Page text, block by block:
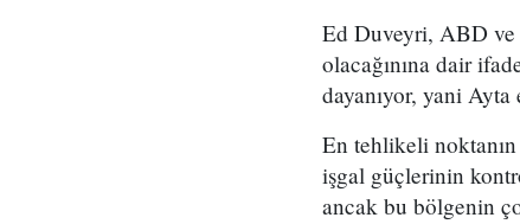
Ed Duveyri, ABD ve
olacağınına dair
dayanıyor, yani
En tehlikeli
işgal güçlerinin
ancak bu bölgenin